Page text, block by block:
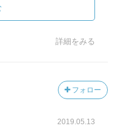
的な面々の日常とホー
熱した試合、そしてク
て一流の素人レーサー
イスが主になってお
と一線を隔し、無類の
ム展開を叙述し、しか
詳細をみる
フォロー
2019.05.13